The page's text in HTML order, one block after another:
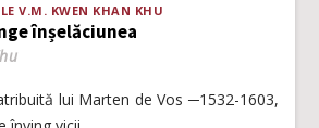
V.M. KWEN KHAN KHU
înșelăciunea
lui Marten de Vos ─1532-1603,